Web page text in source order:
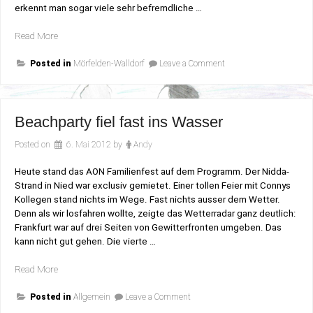
erkennt man sogar viele sehr befremdliche …
Read More„Architektur“
Posted in Mörfelden-Walldorf Leave a Comment
Beachparty fiel fast ins Wasser
Posted on 6. Mai 2012 by Andy
Heute stand das AON Familienfest auf dem Programm. Der Nidda-
Strand in Nied war exclusiv gemietet. Einer tollen Feier mit Connys
Kollegen stand nichts im Wege. Fast nichts ausser dem Wetter.
Denn als wir losfahren wollte, zeigte das Wetterradar ganz deutlich:
Frankfurt war auf drei Seiten von Gewitterfronten umgeben. Das
kann nicht gut gehen. Die vierte …
Read More„Beachparty
fast
Posted in Allgemein Leave a Comment